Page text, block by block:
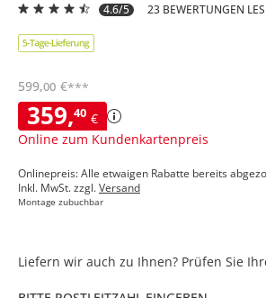
4.6/5
23 BEWERTUNGEN
359,40 €
Online zum Kundenkartenpreis
599,00 €***
Onlinepreis: Alle etwaigen Rabatte bereits
Inkl. MwSt. zzgl.Versand
Montage zubuchbar
Liefern wir auch zu Ihnen? Prüfen Sie